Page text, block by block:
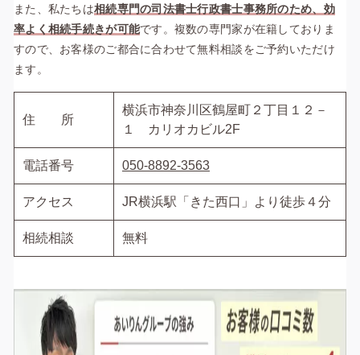
また、 私たちは相続専門の司法書士行政書士事務所のため、効
率よく相続手続きが可能です。複数の専門家が在籍しておりま
すので、お客様のご都合に合わせて無料相談をご予約いただけ
ます。
住 所
横浜市神奈川区鶴屋町２丁目１２－
１ カリオカビル2F
電話番号 050-8892-3563
アクセス JR横浜駅「きた西口」より徒歩４分
相続相談 無料